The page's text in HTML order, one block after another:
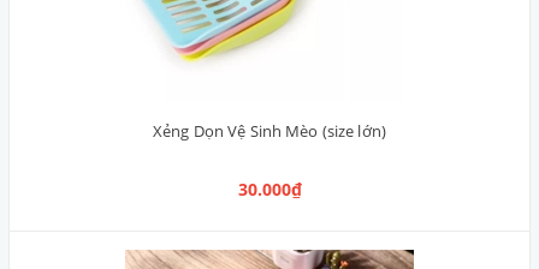
Xẻng Dọn Vệ Sinh Mèo (size lớn)
30.000₫